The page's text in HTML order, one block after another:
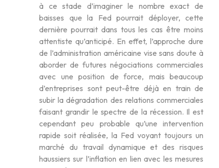
à ce stade d’imaginer le nombre exact de
baisses que la Fed pourrait déployer, cette
dernière pourrait dans tous les cas être moins
attentiste qu’anticipé. En effet, l’approche dure
de l’administration américaine vise sans doute à
aborder de futures négociations commerciales
avec une position de force, mais beaucoup
d’entreprises sont peut-être déjà en train de
subir la dégradation des relations commerciales
faisant grandir le spectre de la récession. Il est
cependant peu probable qu’une intervention
rapide soit réalisée, la Fed voyant toujours un
marché du travail dynamique et des risques
haussiers sur l’inflation en lien avec les mesures